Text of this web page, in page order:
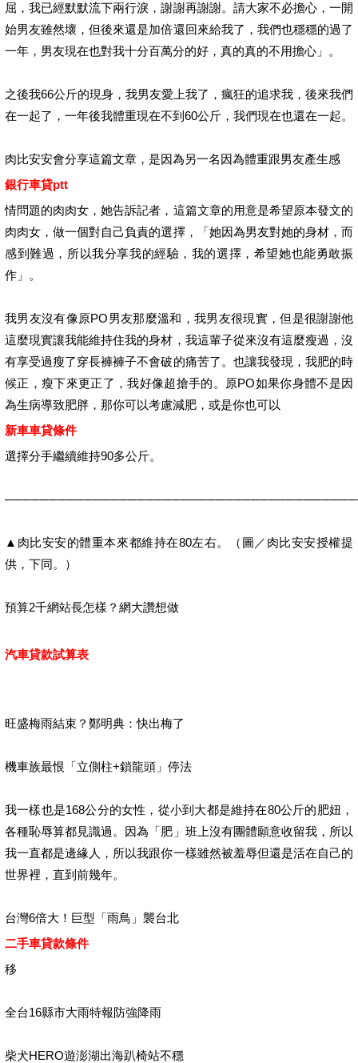
屈，我已經默默流下兩行淚，謝謝再謝謝。請大家不必擔心，一開
始男友雖然壞，但後來還是加倍還回來給我了，我們也穩穩的過了
一年，男友現在也對我十分百萬分的好，真的真的不用擔心」。
之後我66公斤的現身，我男友愛上我了，瘋狂的追求我，後來我們
在一起了，一年後我體重現在不到60公斤，我們現在也還在一起。
肉比安安會分享這篇文章，是因為另一名因為體重跟男友產生感
銀行車貸ptt
情問題的肉肉女，她告訴記者，這篇文章的用意是希望原本發文的
肉肉女，做一個對自己負責的選擇，「她因為男友對她的身材，而
感到難過，所以我分享我的經驗，我的選擇，希望她也能勇敢振
作」。
我男友沒有像原PO男友那麼溫和，我男友很現實，但是很謝謝他
這麼現實讓我能維持住我的身材，我這輩子從來沒有這麼瘦過，沒
有享受過瘦了穿長褲褲子不會破的痛苦了。也讓我發現，我肥的時
候正，瘦下來更正了，我好像超搶手的。原PO如果你身體不是因
為生病導致肥胖，那你可以考慮減肥，或是你也可以
新車車貸條件
選擇分手繼續維持90多公斤。
▲肉比安安的體重本來都維持在80左右。（圖／肉比安安授權提
供，下同。）
預算2千網站長怎樣？網大讚想做
汽車貸款試算表
旺盛梅雨結束？鄭明典：快出梅了
機車族最恨「立側柱+鎖龍頭」停法
我一樣也是168公分的女性，從小到大都是維持在80公斤的肥妞，
各種恥辱算都見識過。因為「肥」班上沒有團體願意收留我，所以
我一直都是邊緣人，所以我跟你一樣雖然被羞辱但還是活在自己的
世界裡，直到前幾年。
台灣6倍大！巨型「雨鳥」襲台北
二手車貸款條件
移
全台16縣市大雨特報防強降雨
柴犬HERO遊澎湖出海趴椅站不穩